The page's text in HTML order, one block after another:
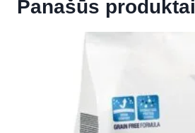
Panašūs produktai